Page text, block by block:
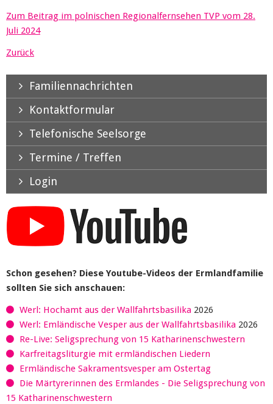
Zum Beitrag im polnischen Regionalfernsehen TVP vom 28.
Juli 2024
Zurück
Familiennachrichten
Kontaktformular
Telefonische Seelsorge
Termine / Treffen
Login
Schon gesehen? Diese Youtube-Videos der Ermlandfamilie
sollten Sie sich anschauen:
Werl: Hochamt aus der Wallfahrtsbasilika 2026
Werl: Emländische Vesper aus der Wallfahrtsbasilika 2026
Re-Live: Seligsprechung von 15 Katharinenschwestern
Karfreitagsliturgie mit ermländischen Liedern
Ermländische Sakramentsvesper am Ostertag
Die Märtyrerinnen des Ermlandes - Die Seligsprechung von
15 Katharinenschwestern